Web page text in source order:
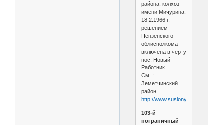
района, колхоз
имени Мичурина.
18.2.1966 г.
решением
Пензенского
облисполкома
включена в черту
пос. Новый
Работник.
См. :
Земетчинский
район
http://www.suslony.ru/
103-й
пограничный